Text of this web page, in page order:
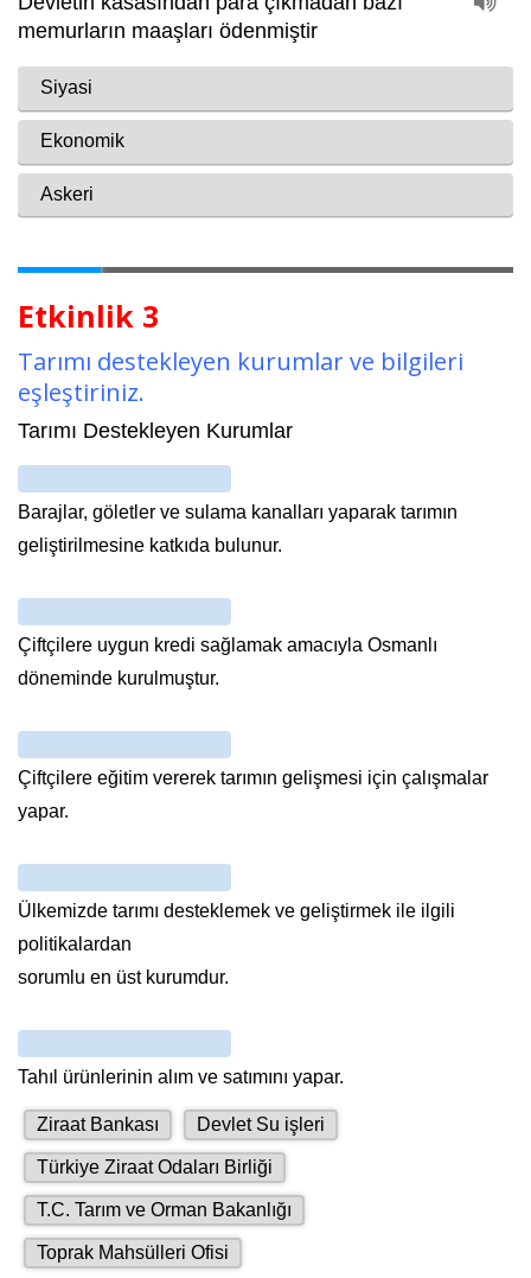
Etkinlik 3
Tarımı destekleyen kurumlar ve bilgileri
eşleştiriniz.